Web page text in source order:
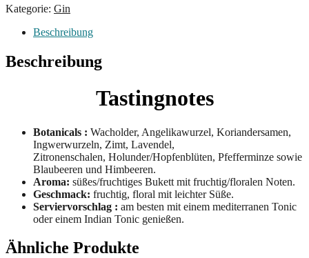
Kategorie: Gin
Beschreibung
Beschreibung
Tastingnotes
Botanicals : Wacholder, Angelikawurzel, Koriandersamen,
Ingwerwurzeln, Zimt, Lavendel,
Zitronenschalen, Holunder/Hopfenblüten, Pfefferminze sowie
Blaubeeren und Himbeeren.
Aroma: süßes/fruchtiges Bukett mit fruchtig/floralen Noten.
Geschmack: fruchtig, floral mit leichter Süße.
Serviervorschlag : am besten mit einem mediterranen Tonic
oder einem Indian Tonic genießen.
Ähnliche Produkte